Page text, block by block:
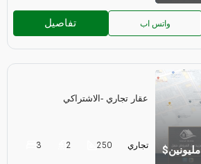
تفاصيل واتس اب
مليونين
عقار تجاري -الاشتراكي
3 2 250 تجاري